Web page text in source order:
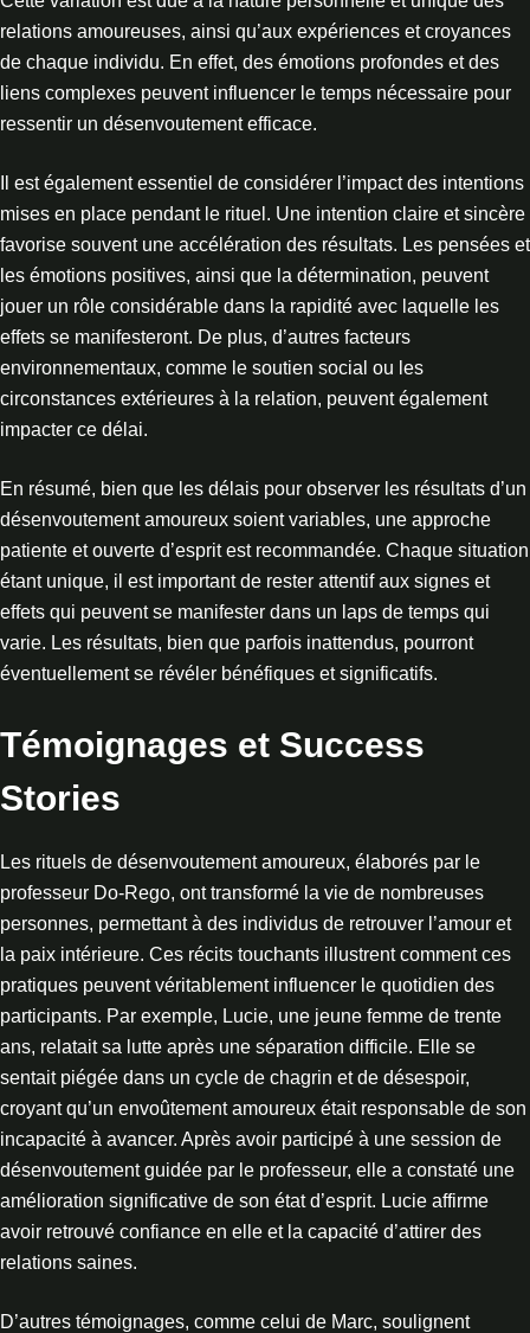
relations amoureuses, ainsi qu’aux expériences et croyances
de chaque individu. En effet, des émotions profondes et des
liens complexes peuvent influencer le temps nécessaire pour
ressentir un désenvoutement efficace.
Il est également essentiel de considérer l’impact des intentions
mises en place pendant le rituel. Une intention claire et sincère
favorise souvent une accélération des résultats. Les pensées et
les émotions positives, ainsi que la détermination, peuvent
jouer un rôle considérable dans la rapidité avec laquelle les
effets se manifesteront. De plus, d’autres facteurs
environnementaux, comme le soutien social ou les
circonstances extérieures à la relation, peuvent également
impacter ce délai.
En résumé, bien que les délais pour observer les résultats d’un
désenvoutement amoureux soient variables, une approche
patiente et ouverte d’esprit est recommandée. Chaque situation
étant unique, il est important de rester attentif aux signes et
effets qui peuvent se manifester dans un laps de temps qui
varie. Les résultats, bien que parfois inattendus, pourront
éventuellement se révéler bénéfiques et significatifs.
Témoignages et Success
Stories
Les rituels de désenvoutement amoureux, élaborés par le
professeur Do-Rego, ont transformé la vie de nombreuses
personnes, permettant à des individus de retrouver l’amour et
la paix intérieure. Ces récits touchants illustrent comment ces
pratiques peuvent véritablement influencer le quotidien des
participants. Par exemple, Lucie, une jeune femme de trente
ans, relatait sa lutte après une séparation difficile. Elle se
sentait piégée dans un cycle de chagrin et de désespoir,
croyant qu’un envoûtement amoureux était responsable de son
incapacité à avancer. Après avoir participé à une session de
désenvoutement guidée par le professeur, elle a constaté une
amélioration significative de son état d’esprit. Lucie affirme
avoir retrouvé confiance en elle et la capacité d’attirer des
relations saines.
D’autres témoignages, comme celui de Marc, soulignent